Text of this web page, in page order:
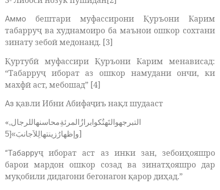
Аммо бештари муфассирони Қуръони Карим
табарруҷ ва худнамоиро ба маънои ошкор сохтани
зинату зебоӣ медонанд. [3]
Қуртубӣ муфассири Қуръони Карим менависад:
“Табарруҷ иборат аз ошкор намудани ончи, ки
махфӣ аст, мебошад” [4]
Аз қавли Ибни Абифаҷиъ нақл шудааст
«التبرجهوالتَهتُکوابرازُالمرئةِمحاسنهاللرجال,
وإظهارُزينتهالِلاَجانبَ»[5]
“Табарруҷ иборат аст аз инки зан, зебоиҳояшро
барои мардон ошкор созад ва зинатҳояшро дар
муқобили дидагони бегонагон қарор диҳад.”